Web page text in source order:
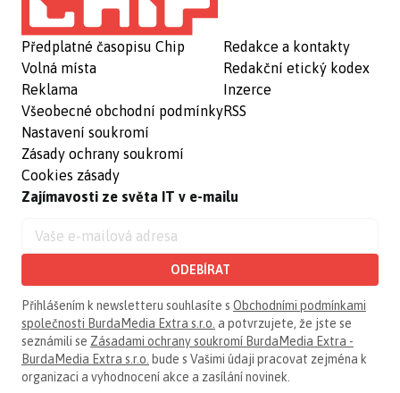
Předplatné časopisu Chip
Volná místa
Reklama
Všeobecné obchodní podmínky
Nastavení soukromí
Zásady ochrany soukromí
Cookies zásady
Redakce a kontakty
Redakční etický kodex
Inzerce
RSS
Zajímavosti ze světa IT v e-mailu
ODEBÍRAT
Přihlášením k newsletteru souhlasíte s Obchodními podmínkami
společnosti BurdaMedia Extra s.r.o. a potvrzujete, že jste se
seznámili se Zásadami ochrany soukromí BurdaMedia Extra -
BurdaMedia Extra s.r.o. bude s Vašimi údaji pracovat zejména k
organizaci a vyhodnocení akce a zasílání novinek.